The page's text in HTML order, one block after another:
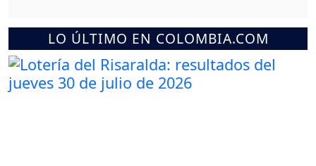
LO ÚLTIMO EN COLOMBIA.COM